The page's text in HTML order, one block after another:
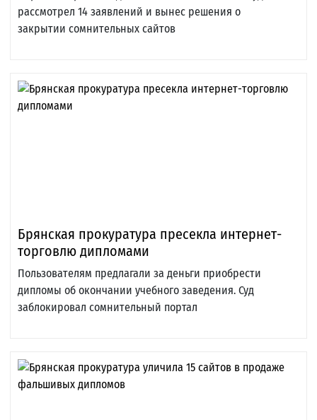
рассмотрел 14 заявлений и вынес решения о
закрытии сомнительных сайтов
Брянская прокуратура пресекла интернет-
торговлю дипломами
Пользователям предлагали за деньги приобрести
дипломы об окончании учебного заведения. Суд
заблокировал сомнительный портал